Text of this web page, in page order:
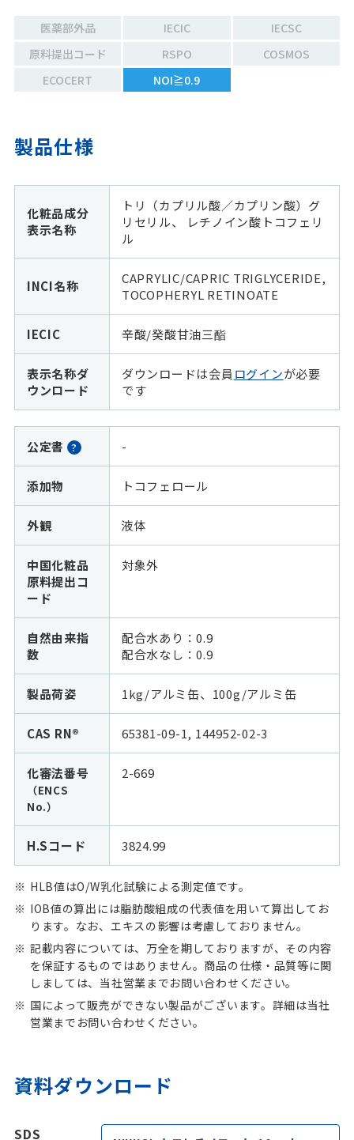
医薬部外品 IECIC
IECSC
原料提出コード
RSPO
COSMOS
ECOCERT
NOI≧0.9
製品仕様
化粧品成分
表示名称
トリ（カプリル酸／カプリン酸）グ
リセリル、 レチノイン酸トコフェリ
ル
INCI名称
CAPRYLIC/CAPRIC TRIGLYCERIDE,
TOCOPHERYL RETINOATE
IECIC 辛酸/癸酸甘油三酯
表示名称ダ
ウンロード
ダウンロードは会員 ログインが必要
です
公定書 ? -
添加物 トコフェロール
外観 液体
中国化粧品
原料提出コ
ード
対象外
自然由来指
数
配合水あり：0.9
配合水なし：0.9
製品荷姿 1kg/アルミ缶、100g/アルミ缶
CAS RN® 65381-09-1, 144952-02-3
化審法番号
（ENCS
No.）
2-669
H.Sコード 3824.99
HLB値はO/W乳化試験による測定値です。
IOB値の算出には脂肪酸組成の代表値を用いて算出してお
ります。なお、エキスの影響は考慮しておりません。
記載内容については、万全を期しておりますが、その内容
を保証するものではありません。商品の仕様・品質等に関
しましては、当社営業までお問い合わせください。
国によって販売ができない製品がございます。詳細は当社
営業までお問い合わせください。
資料ダウンロード
SDS